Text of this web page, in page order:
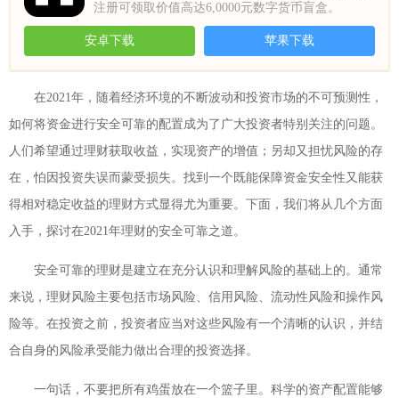
注册可领取价值高达6,0000元数字货币盲盒。
安卓下载 苹果下载
在2021年，随着经济环境的不断波动和投资市场的不可预测性，
如何将资金进行安全可靠的配置成为了广大投资者特别关注的问题。
人们希望通过理财获取收益，实现资产的增值；另却又担忧风险的存
在，怕因投资失误而蒙受损失。找到一个既能保障资金安全性又能获
得相对稳定收益的理财方式显得尤为重要。下面，我们将从几个方面
入手，探讨在2021年理财的安全可靠之道。
安全可靠的理财是建立在充分认识和理解风险的基础上的。通常
来说，理财风险主要包括市场风险、信用风险、流动性风险和操作风
险等。在投资之前，投资者应当对这些风险有一个清晰的认识，并结
合自身的风险承受能力做出合理的投资选择。
一句话，不要把所有鸡蛋放在一个篮子里。科学的资产配置能够